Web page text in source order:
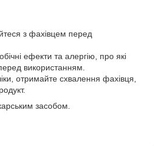
з фахівцем перед
ефекти та алергію, про які
використанням.
отримайте схвалення фахівця,
засобом.